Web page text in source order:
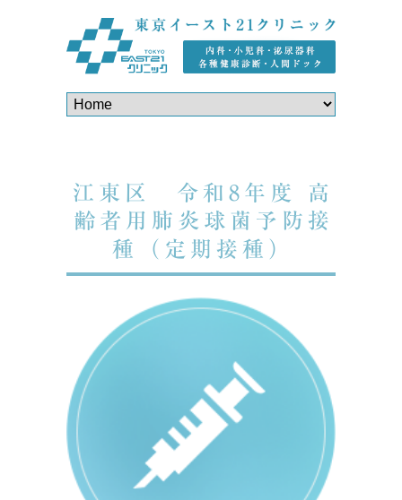
江東区 令和8年度 高
齢者用肺炎球菌予防接
種（定期接種）